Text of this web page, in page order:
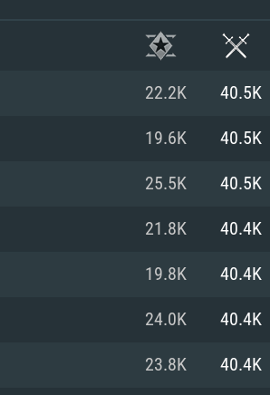
22.2K 40.5K
19.6K 40.5K
25.5K 40.5K
21.8K 40.4K
19.8K 40.4K
24.0K 40.4K
23.8K 40.4K